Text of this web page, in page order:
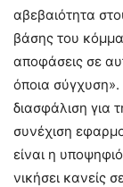
αβεβαιότητα
βάσης του
αποφάσεις σε
όποια σύγχυση».
διασφάλιση για
συνέχιση
είναι η
νικήσει κανείς